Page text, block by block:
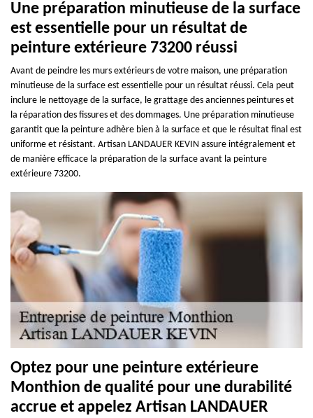
Une préparation minutieuse de la surface
est essentielle pour un résultat de
peinture extérieure 73200 réussi
Avant de peindre les murs extérieurs de votre maison, une préparation
minutieuse de la surface est essentielle pour un résultat réussi. Cela peut
inclure le nettoyage de la surface, le grattage des anciennes peintures et
la réparation des fissures et des dommages. Une préparation minutieuse
garantit que la peinture adhère bien à la surface et que le résultat final est
uniforme et résistant. Artisan LANDAUER KEVIN assure intégralement et
de manière efficace la préparation de la surface avant la peinture
extérieure 73200.
Optez pour une peinture extérieure
Monthion de qualité pour une durabilité
accrue et appelez Artisan LANDAUER